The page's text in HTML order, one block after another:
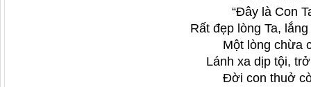
“Đây là Con
Rất đẹp lòng Ta,
Một lòng chừa
Lánh xa dịp tội,
Đời con thuở